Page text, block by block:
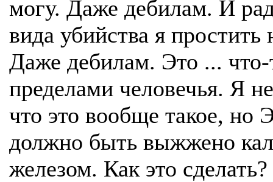
могу. Даже дебилам. И
вида убийства я простить
Даже дебилам. Это ... что-
пределами человечья. Я
что это вообще такое, но
должно быть выжжено
железом. Как это